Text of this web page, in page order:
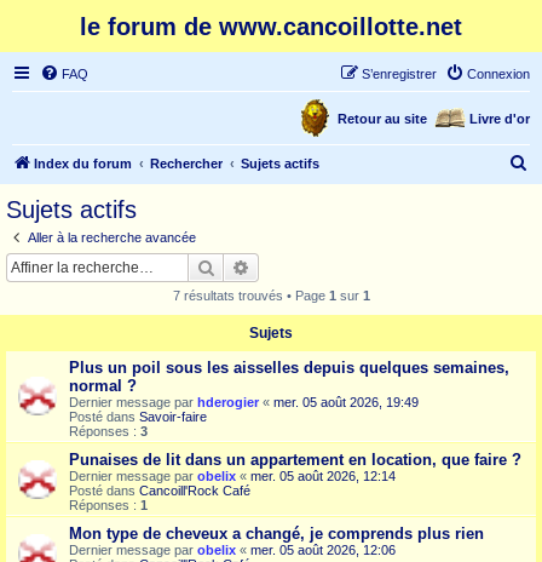
le forum de www.cancoillotte.net
FAQ Connexion
S’enregistrer
Livre d'or
Retour au site
Index du forum Rechercher Sujets actifs
Sujets actifs
Aller à la recherche avancée
Rechercher
7 résultats trouvés • Page 1 sur 1
Sujets
Plus un poil sous les aisselles depuis quelques semaines,
normal ?
Dernier message par hderogier « mer. 05 août 2026, 19:49
Posté dans Savoir-faire
Réponses : 3
Punaises de lit dans un appartement en location, que faire ?
Dernier message par obelix « mer. 05 août 2026, 12:14
Posté dans Cancoill'Rock Café
Réponses : 1
Mon type de cheveux a changé, je comprends plus rien
Dernier message par obelix « mer. 05 août 2026, 12:06